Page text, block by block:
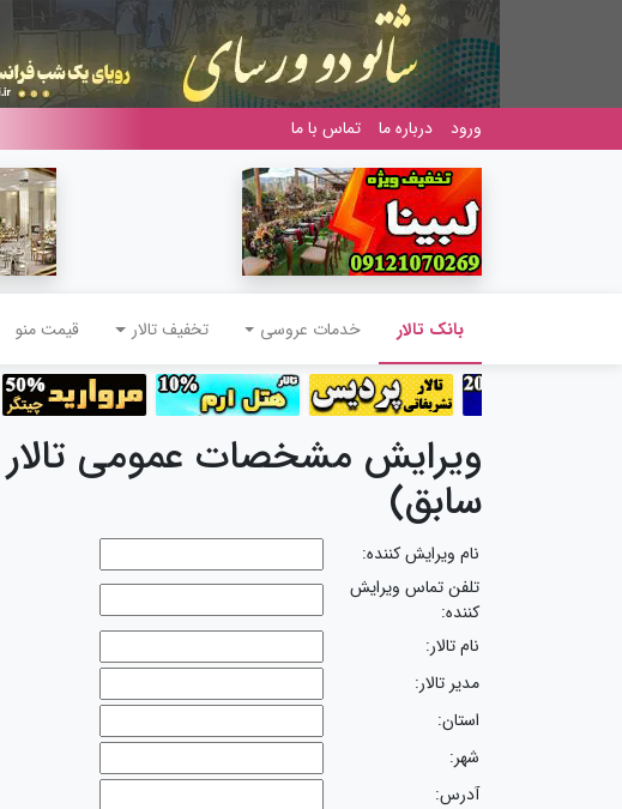
ورود درباره ما تماس با ما
بانک تالار خدمات عروسی تخفیف تالار قیمت منو
ویرایش مشخصات عمومی تالار
سابق)
نام ویرایش کننده:
تلفن تماس ویرایش
کننده:
نام تالار:
مدیر تالار:
استان:
شهر:
آدرس: